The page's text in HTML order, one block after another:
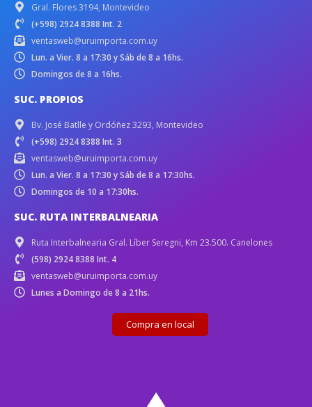
Gral. Flores 3194, Montevideo
(+598) 2924 8388 Int. 2
ventasweb@uruimporta.com.uy
Lun. a Vier. 8 a 17:30 y Sáb de 8 a 16hs.
Domingos de 8 a 16hs.
SUC. PROPIOS
Bv. José Batlle y Ordóñez 3293, Montevideo
(+598) 2924 8388 Int. 3
ventasweb@uruimporta.com.uy
Lun. a Vier. 8 a 17:30 y Sáb de 8 a 17:30hs.
Domingos de 10 a 17:30hs.
SUC. RUTA INTERBALNEARIA
Ruta Interbalnearia Gral. Líber Seregni, Km 23.500. Canelones
(598) 2924 8388 Int. 4
ventasweb@uruimporta.com.uy
Lunes a Domingo de 8 a 21hs.
Compra en local